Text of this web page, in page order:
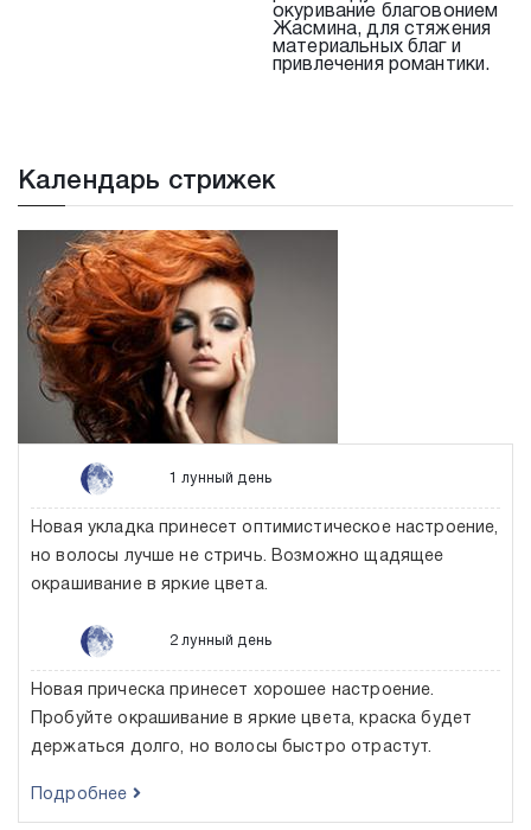
окуривание благовонием
Жасмина, для стяжения
материальных благ и
привлечения романтики.
Календарь стрижек
1 лунный день
Новая укладка принесет оптимистическое настроение,
но волосы лучше не стричь. Возможно щадящее
окрашивание в яркие цвета.
2 лунный день
Новая прическа принесет хорошее настроение.
Пробуйте окрашивание в яркие цвета, краска будет
держаться долго, но волосы быстро отрастут.
Подробнее